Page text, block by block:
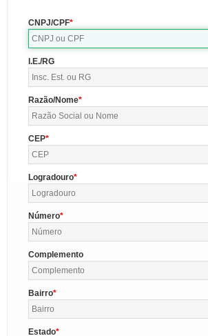
CNPJ/CPF
I.E./RG
Razão/Nome
CEP
Logradouro
Número
Complemento
Bairro
Estado